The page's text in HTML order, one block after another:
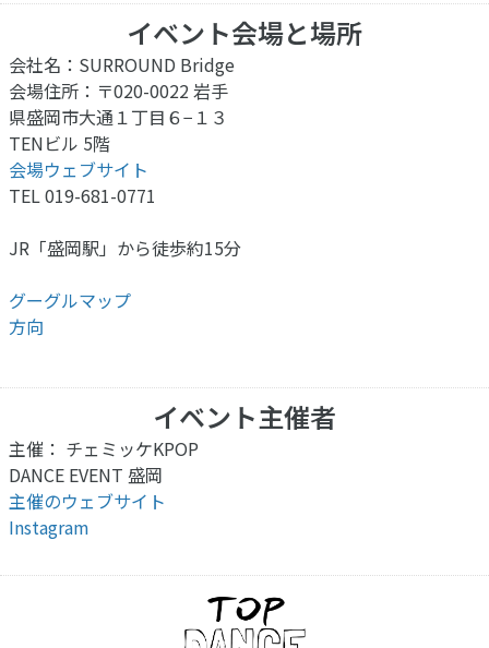
イベント会場と場所
会社名：SURROUND Bridge
会場住所：〒020-0022 岩手
県盛岡市大通１丁目６−１３
TENビル 5階
会場ウェブサイト
TEL 019-681-0771
JR「盛岡駅」から徒歩約15分
グーグルマップ
方向
イベント主催者
主催： チェミッケKPOP
DANCE EVENT 盛岡
主催のウェブサイト
Instagram